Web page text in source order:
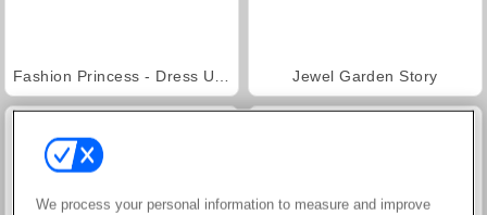
Jewel Garden Story
We process your personal information to measure and improve